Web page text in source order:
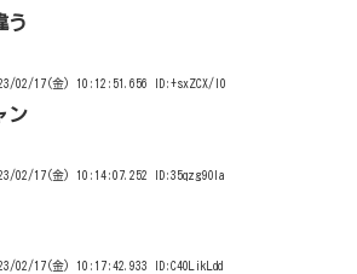
う
02/17(金) 10:12:51.656 ID:+sxZCX/l0
ン
02/17(金) 10:14:07.252 ID:35qzg9Ola
02/17(金) 10:17:42.933 ID:C40LikLdd